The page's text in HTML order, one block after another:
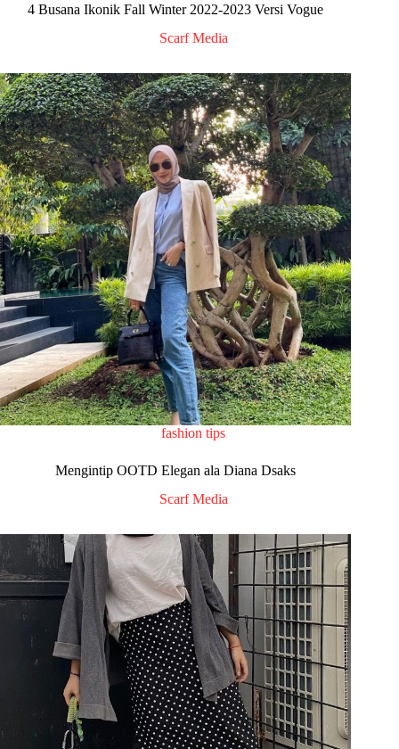
4 Busana Ikonik Fall Winter 2022-2023 Versi Vogue
Scarf Media
fashion tips
Mengintip OOTD Elegan ala Diana Dsaks
Scarf Media